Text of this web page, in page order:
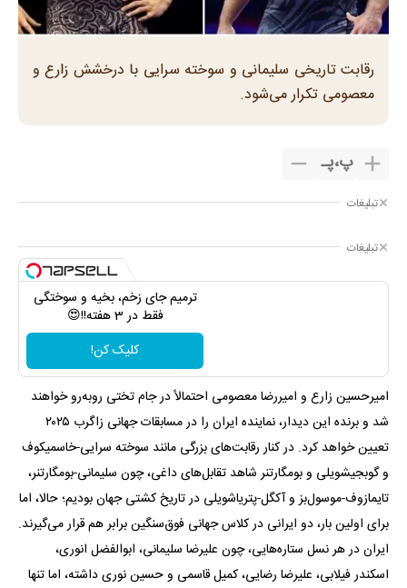
رقابت تاریخی سلیمانی و سوخته سرایی با درخشش زارع و
معصومی تکرار می‌شود.
پ،پـ
تبلیغات
تبلیغات
ترمیم جای زخم، بخیه و سوختگی
فقط در 3 هفته!!😍
کلیک کن!
امیرحسین زارع و امیررضا معصومی احتمالاً در جام تختی روبه‌رو خواهند
شد و برنده این دیدار، نماینده ایران را در مسابقات جهانی زاگرب ۲۰۲۵
تعیین خواهد کرد. در کنار رقابت‌های بزرگی مانند سوخته سرایی-خاسمیکوف
و گوبجیشویلی و بومگارتنر شاهد تقابل‌های داغی، چون سلیمانی-بومگارتنر،
تایمازوف-موسول‌بز و آکگل-پتریاشویلی در تاریخ کشتی جهان بودیم؛ حالا، اما
برای اولین بار، دو ایرانی در کلاس جهانی فوق‌سنگین برابر هم قرار می‌گیرند.
ایران در هر نسل ستاره‌هایی، چون علیرضا سلیمانی، ابوالفضل انوری،
اسکندر فیلابی، علیرضا رضایی، کمیل قاسمی و حسین نوری داشته، اما تنها